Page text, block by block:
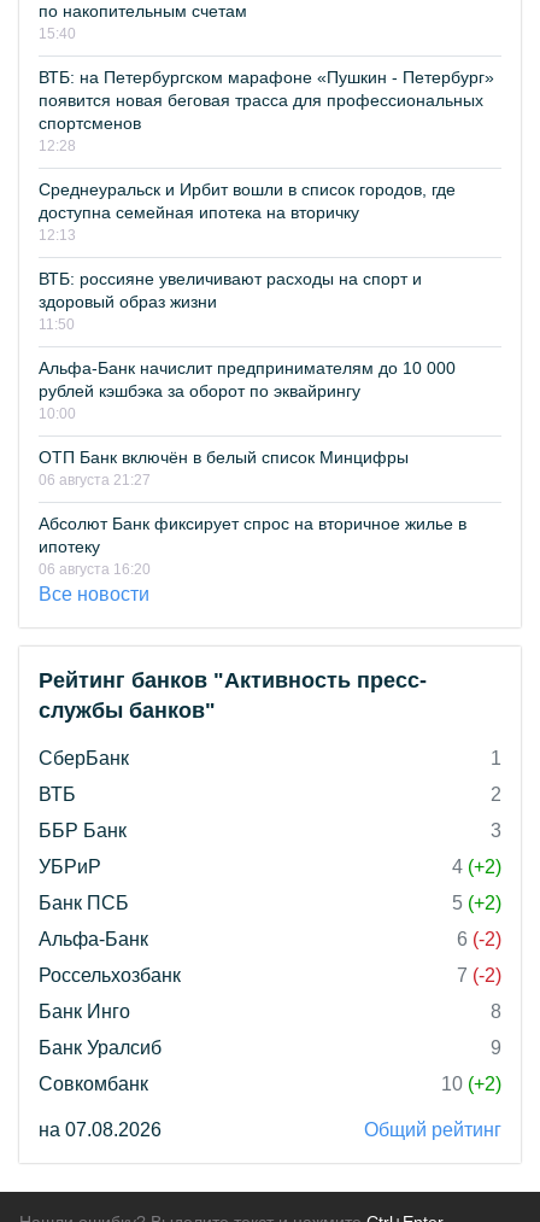
по накопительным счетам
15:40
ВТБ: на Петербургском марафоне «Пушкин - Петербург»
появится новая беговая трасса для профессиональных
спортсменов
12:28
Среднеуральск и Ирбит вошли в список городов, где
доступна семейная ипотека на вторичку
12:13
ВТБ: россияне увеличивают расходы на спорт и
здоровый образ жизни
11:50
Альфа-Банк начислит предпринимателям до 10 000
рублей кэшбэка за оборот по эквайрингу
10:00
ОТП Банк включён в белый список Минцифры
06 августа 21:27
Абсолют Банк фиксирует спрос на вторичное жилье в
ипотеку
06 августа 16:20
Все новости
Рейтинг банков "Активность пресс-
службы банков"
СберБанк
1
ВТБ
2
ББР Банк
3
УБРиР
4 (+2)
Банк ПСБ
5 (+2)
Альфа-Банк
6 (-2)
Россельхозбанк
7 (-2)
Банк Инго
8
Банк Уралсиб
9
Совкомбанк
10 (+2)
на 07.08.2026 Общий рейтинг